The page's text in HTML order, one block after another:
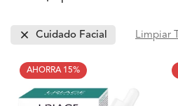
Cuidado Facial Limpiar
AHORRA 15%